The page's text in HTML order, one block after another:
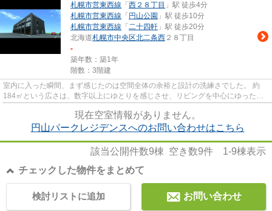
札幌市営東西線 「 西２８丁目 」駅 徒歩4分
札幌市営東西線 「 円山公園 」駅 徒歩10分
札幌市営東西線 「 二十四軒 」駅 徒歩20分
北海道札幌市中央区北二条西 ２８丁目
-
築年数：築1年
階数：3階建
室内に入った瞬間、まず感じたのは空間全体の余裕と設計の洗練さでした。 約
184㎡という広さは、数字以上にゆとりを感じさせ、リビングを中心にゆったり
現在空室情報がありません。
円山パークレジデンスへのお問い合わせはこちら
該当公開件数9棟 空き数9件 1-9棟表示
チェックした物件をまとめて
お問い合わせ
検討リストに追加